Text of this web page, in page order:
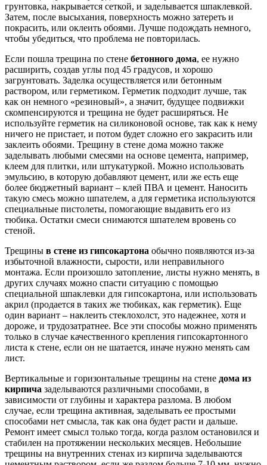
грунтовка, накрывается сеткой, и заделывается шпаклевкой.
Затем, после высыхания, поверхность можно затереть и
покрасить, или оклеить обоями. Лучше подождать немного,
чтобы убедиться, что проблема не повторилась.
Если пошла трещина по стене бетонного дома, ее нужно
расширить, создав углы под 45 градусов, и хорошо
загрунтовать. Заделка осуществляется или бетонным
раствором, или герметиком. Герметик подходит лучше, так
как он немного «резиновый», а значит, будущее подвижки
скомпенсируются и трещина не будет расширяться. Не
используйте герметик на силиконовой основе, так как к нему
ничего не пристает, и потом будет сложно его закрасить или
заклеить обоями. Трещину в стене дома можно также
заделывать любыми смесями на основе цемента, например,
клеем для плитки, или штукатуркой. Можно использовать
эмульсию, в которую добавляют цемент, или же есть еще
более бюджетный вариант – клей ПВА и цемент. Наносить
такую смесь можно шпателем, а для герметика используются
специальные пистолеты, помогающие выдавить его из
тюбика. Остатки смеси снимаются шпателем вровень со
стеной.
Трещины в стене из гипсокартона обычно появляются из-за
избыточной влажности, сырости, или неправильного
монтажа. Если произошло затопление, листы нужно менять, в
других случаях можно спасти ситуацию с помощью
специальной шпаклевки для гипсокартона, или использовать
акрил (продается в таких же тюбиках, как герметик). Еще
один вариант – наклеить стеклохолст, это надежнее, хотя и
дороже, и трудозатратнее. Все эти способы можно применять
только в случае качественного крепления гипсокартонного
листа к стене, если он не шатается, иначе нужно менять сам
лист.
Вертикальные и горизонтальные трещины на стене дома из
кирпича заделываются различными способами, в
зависимости от глубины и характера разлома. В любом
случае, если трещина активная, заделывать ее простыми
способами нет смысла, так как она будет расти и дальше.
Ремонт имеет смысл только тогда, когда разлом остановился и
стабилен на протяжении нескольких месяцев. Небольшие
трещины на внутренних стенах из кирпича заделываются